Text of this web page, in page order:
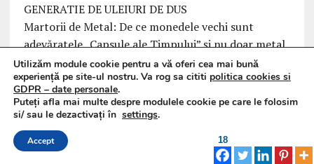
18
GENERATIE DE ULEIURI DE DUS
Martorii de Metal: De ce monedele vechi sunt
adevăratele „Capsule ale Timpului” și nu doar metal
prețios?
Eleganța pe Plajă: Cum un Costum de Baie Modern
Îți Redefinește Zona de Confort
Utilizăm module cookie pentru a vă oferi cea mai bună
experiență pe site-ul nostru. Va rog sa cititi politica cookies si
GDPR – date personale.
Puteți afla mai multe despre modulele cookie pe care le folosim
si/ sau le dezactivați în settings.
Accept